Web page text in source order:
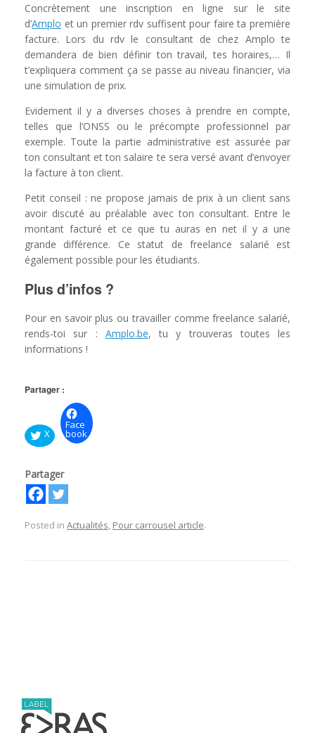
Concrètement une inscription en ligne sur le site
d’Amplo et un premier rdv suffisent pour faire ta première
facture. Lors du rdv le consultant de chez Amplo te
demandera de bien définir ton travail, tes horaires,… Il
t’expliquera comment ça se passe au niveau financier, via
une simulation de prix.
Evidement il y a diverses choses à prendre en compte,
telles que l’ONSS ou le précompte professionnel par
exemple. Toute la partie administrative est assurée par
ton consultant et ton salaire te sera versé avant d’envoyer
la facture à ton client.
Petit conseil : ne propose jamais de prix à un client sans
avoir discuté au préalable avec ton consultant. Entre le
montant facturé et ce que tu auras en net il y a une
grande différence. Ce statut de freelance salarié est
également possible pour les étudiants.
Plus d’infos ?
Pour en savoir plus ou travailler comme freelance salarié,
rends-toi sur : Amplo.be, tu y trouveras toutes les
informations !
Partager :
X
Face
book
Partager
Posted in Actualités, Pour carrousel article.